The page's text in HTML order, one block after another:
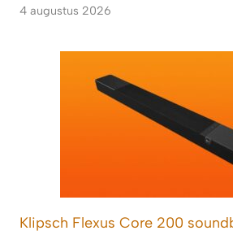
4 augustus 2026
Klipsch Flexus Core 200